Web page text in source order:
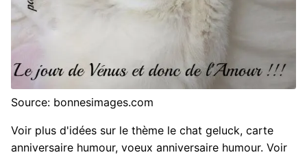
Source: bonnesimages.com
Voir plus d'idées sur le thème le chat geluck, carte
anniversaire humour, voeux anniversaire humour. Voir